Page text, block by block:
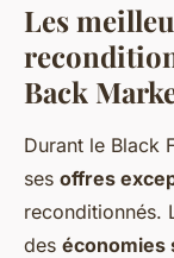
Les
Back
Durant le Black
ses offres
reconditionnés.
des économies